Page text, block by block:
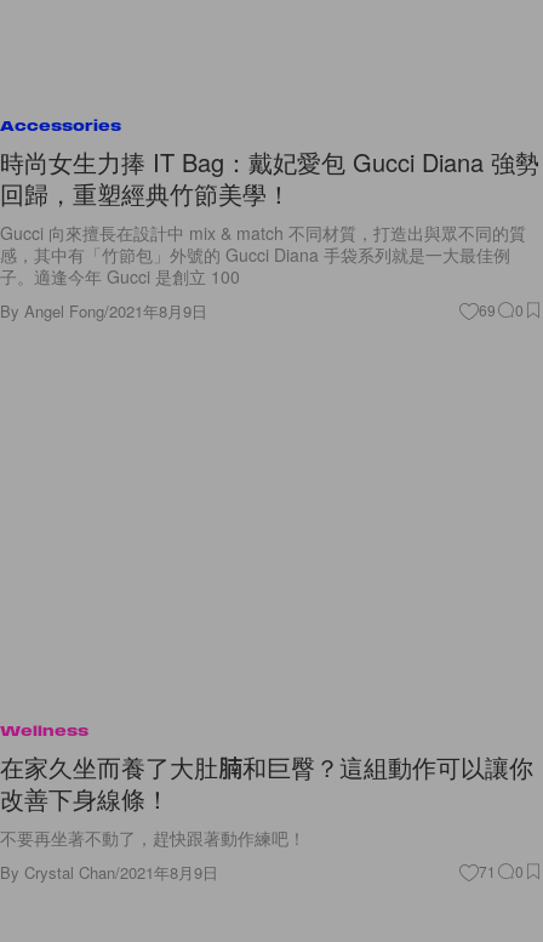
Accessories
時尚女生力捧 IT Bag：戴妃愛包 Gucci Diana 強勢
回歸，重塑經典竹節美學！
Gucci 向來擅長在設計中 mix & match 不同材質，打造出與眾不同的質
感，其中有「竹節包」外號的 Gucci Diana 手袋系列就是一大最佳例
子。適逢今年 Gucci 是創立 100
By Angel Fong/2021年8月9日 69 0
Wellness
在家久坐而養了大肚腩和巨臀？這組動作可以讓你
改善下身線條！
不要再坐著不動了，趕快跟著動作練吧！
By Crystal Chan/2021年8月9日 71 0